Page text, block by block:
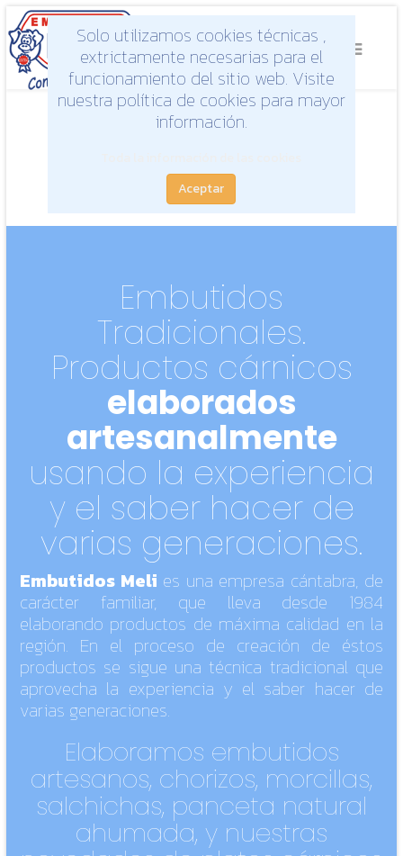
Solo utilizamos cookies técnicas ,
extrictamente necesarias para el
funcionamiento del sitio web. Visite
nuestra política de cookies para mayor
información.
Aceptar
Embutidos
Tradicionales.
Productos cárnicos
elaborados
artesanalmente
usando la experiencia
y el saber hacer de
varias generaciones.
Embutidos Meli es una empresa cántabra, de
carácter familiar, que lleva desde 1984
elaborando productos de máxima calidad en la
región. En el proceso de creación de éstos
productos se sigue una técnica tradicional que
aprovecha la experiencia y el saber hacer de
varias generaciones.
Elaboramos embutidos
artesanos, chorizos, morcillas,
salchichas, panceta natural
ahumada, y nuestras